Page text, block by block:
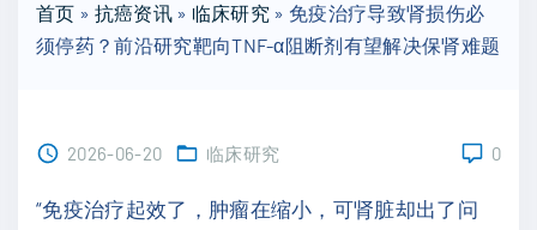
r
:
首页 » 抗癌资讯» 临床研究 » 免疫治疗导致肾损伤必
须停药？前沿研究靶向TNF-α阻断剂有望解决保肾难题
2026-06-20 临床研究 0
“免疫治疗起效了，肿瘤在缩小，可肾脏却出了问